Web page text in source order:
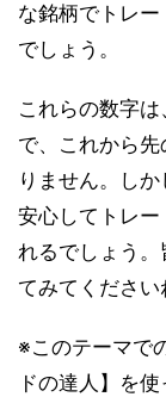
な銘柄でトレ
でしょう。
これらの数字
で、これから
りません。し
安心してトレー
れるでしょう
てみてください
※このテーマで
ドの達人】を